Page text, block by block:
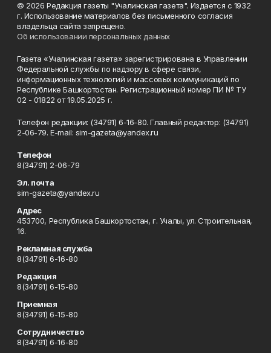
© 2026 Редакция газеты "Учалинская газета". Издается с 1932
г. Использование материалов без письменного согласия
владельца сайта запрещено.
Об использовании персональных данных
Газета «Учалинская газета» зарегистрирована в Управлении
Федеральной службы по надзору в сфере связи,
информационных технологий и массовых коммуникаций по
Республике Башкортостан. Регистрационный номер ПИ № ТУ
02 - 01822 от 19.05.2025 г.
Телефон редакции: (34791) 6-16-80. Главный редактор: (34791)
2-06-79. Е-mаil: sim-gazeta@yandex.ru
Телефон
8(34791) 2-06-79
Эл. почта
sim-gazeta@yandex.ru
Адрес
453700, Республика Башкортостан, г. Учалы, ул. Строительная,
16.
Рекламная служба
8(34791) 6-16-80
Редакция
8(34791) 6-15-80
Приемная
8(34791) 6-15-80
Сотрудничество
8(34791) 6-16-80